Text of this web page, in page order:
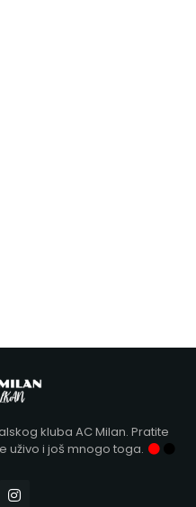
kluba AC Milan. Pratite
uživo i još mnogo toga.